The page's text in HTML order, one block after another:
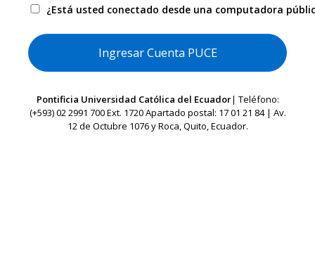
¿Está usted conectado desde una computadora
Pontificia Universidad Católica del Ecuador| Teléfono:
(+593) 02 2991 700 Ext. 1720 Apartado postal: 17 01 21 84 | Av.
12 de Octubre 1076 y Roca, Quito, Ecuador.